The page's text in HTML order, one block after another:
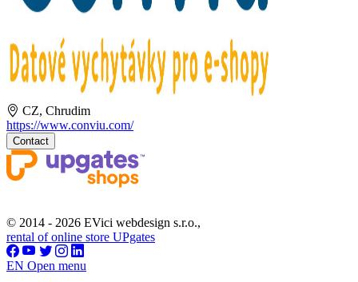
CZ, Chrudim
https://www.conviu.com/
Contact
© 2014 - 2026 EVici webdesign s.r.o.,
rental of online store UPgates
EN Open menu